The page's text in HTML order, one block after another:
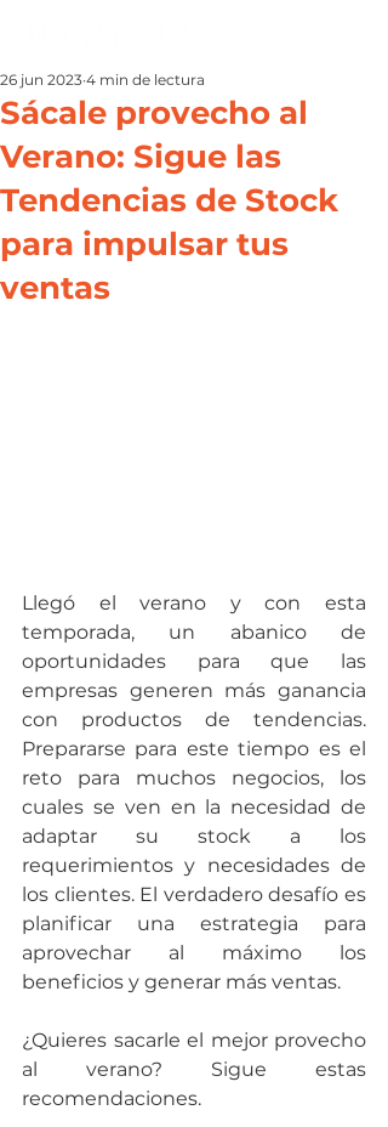
Sácale provecho al
Verano: Sigue las
Tendencias de Stock
para impulsar tus
ventas
26 jun 2023 4 min de lectura
Llegó el verano y con esta
temporada, un abanico de
oportunidades para que las
empresas generen más ganancia
con productos de tendencias.
Prepararse para este tiempo es el
reto para muchos negocios, los
cuales se ven en la necesidad de
adaptar su stock a los
requerimientos y necesidades de
los clientes. El verdadero desafío es
planificar una estrategia para
aprovechar al máximo los
beneficios y generar más ventas.
¿Quieres sacarle el mejor provecho
al verano? Sigue estas
recomendaciones.